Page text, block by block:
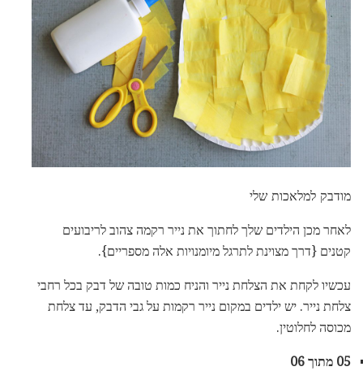
מודבק למלאכות שלי
לאחר מכן הילדים שלך לחתוך את נייר רקמה צהוב לריבועים
קטנים {דרך מצוינת לתרגל מיומנויות אלה מספריים}.
עכשיו לקחת את הצלחת נייר והניח כמות טובה של דבק בכל רחבי
צלחת נייר. יש ילדים במקום נייר רקמות על גבי הדבק, עד צלחת
מכוסה לחלוטין.
05 מתוך 06